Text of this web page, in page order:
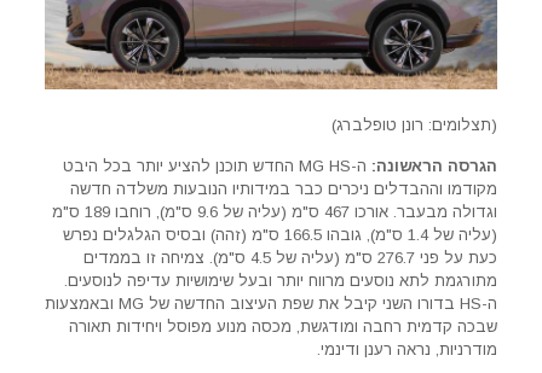
(תצלומים: רונן טופלברג)
הגרסה הראשונה:
ה-MG HS החדש תוכנן להציע יותר בכל היבט
מקודמו וההבדלים ניכרים כבר במידותיו הנובעות משלדה חדשה
וגדולה מבעבר. אורכו 467 ס"מ (עליה של 9.6 ס"מ), רוחבו 189 ס"מ
(עליה של 1.4 ס"מ), גובהו 166.5 ס"מ (זהה) ובסיס הגלגלים נפרש
כעת על פני 276.7 ס"מ (עליה של 4.5 ס"מ). צמיחה זו בממדים
מתורגמת לתא נוסעים מרווח יותר ובעל שימושיות עדיפה לנוסעים.
ה-HS בדורו השני קיבל את שפת העיצוב החדשה של MG ובאמצעות
שבכה קדמית רחבה ומודגשת, מכסה מנוע מפוסל ויחידות תאורה
מודרניות, נראה רענן ודינמי.